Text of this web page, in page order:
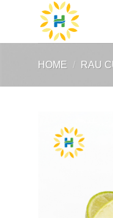
HOME / RAU